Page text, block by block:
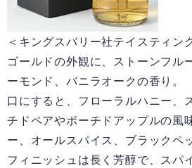
＜キングスバリー社テイスティン
ゴールドの外観に、ストーンフル
ーモンド、バニラオークの香り。
口にすると、フローラルハニー、
チドペアやポーチドアップルの風
ー、オールスパイス、ブラックペ
フィニッシュは長く芳醇で、スパ